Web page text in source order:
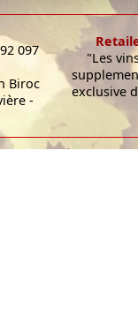
097
Biroc
-
"Les
exclusive